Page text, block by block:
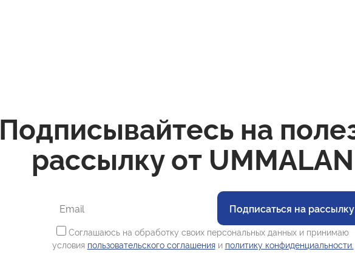
Подписывайтесь на
рассылку от
Подписаться на рассылку
Соглашаюсь на обработку своих персональных данных и принимаю
условия пользовательского соглашенияи политику конфиденциальности.